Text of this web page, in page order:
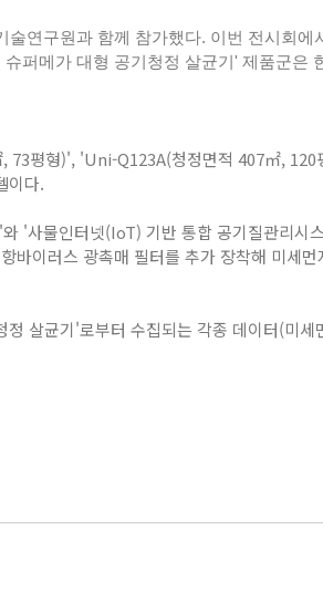
연구원과 함께 참가했다. 이번 전시회
퍼메가 대형 공기청정 살균기' 제품군은
73평형)', 'Uni-Q123A(청정면적 407㎡, 120
이다.
'사물인터넷(IoT) 기반 통합 공기질관리시
바이러스 광촉매 필터를 추가 장착해 미세
살균기'로부터 수집되는 각종 데이터(미세